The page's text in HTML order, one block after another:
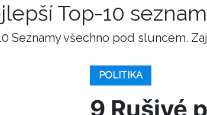
Top-10
Seznamy všechno pod sluncem.
POLITIKA
9 Rušivé